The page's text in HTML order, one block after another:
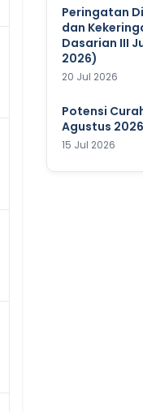
Peringatan
dan
Dasarian III
2026)
20 Jul 2026
Potensi
Agustus 2026
15 Jul 2026